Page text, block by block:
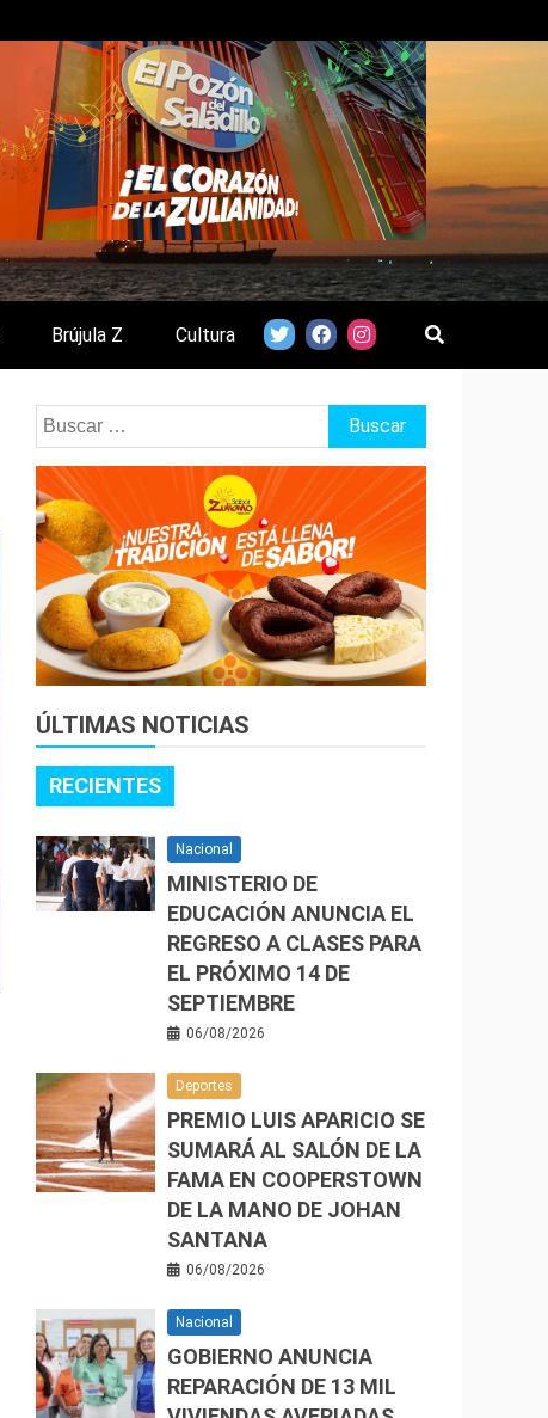
Brújula Z Cultura
Buscar:
ÚLTIMAS NOTICIAS
RECIENTES
Nacional
MINISTERIO DE
EDUCACIÓN ANUNCIA EL
REGRESO A CLASES PARA
EL PRÓXIMO 14 DE
SEPTIEMBRE
06/08/2026
Deportes
PREMIO LUIS APARICIO SE
SUMARÁ AL SALÓN DE LA
FAMA EN COOPERSTOWN
DE LA MANO DE JOHAN
SANTANA
06/08/2026
Nacional
GOBIERNO ANUNCIA
REPARACIÓN DE 13 MIL